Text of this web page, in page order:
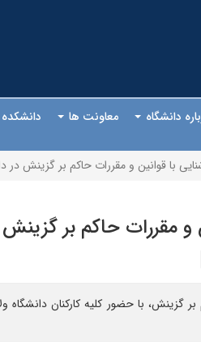
دانشگاه معاونت ها
با قوانین و مقررات حاکم بر گزینش در
و مقررات حاکم بر